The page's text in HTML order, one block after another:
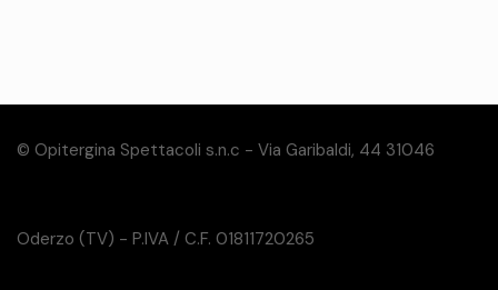
© Opitergina Spettacoli s.n.c - Via Garibaldi, 44 31046
Oderzo (TV) - P.IVA / C.F. 01811720265